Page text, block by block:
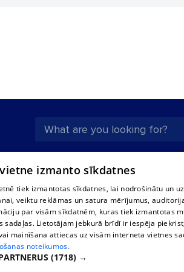
About us
For business
Tariffs
Privacy policy
Cookie settings
Bus
Train
izmanto sīkdatnes
tiek izmantotas sīkdatnes, lai nodrošinātu un
veiktu reklāmas un satura mērījumus,
par visām sīkdatnēm, kuras tiek izmantotas
sadaļas. Lietotājam jebkurā brīdī ir iespēja
mainīšana attiecas uz visām interneta vietnes
noteikumos.
(1718) →